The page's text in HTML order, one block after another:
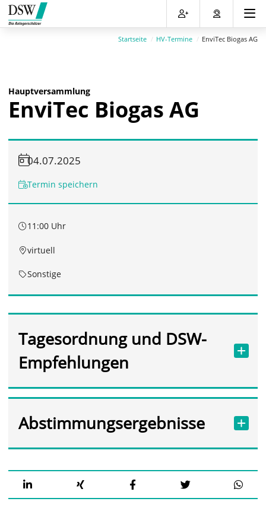
Direkt
zum
Inhalt
Direkt
zum
Hauptmenu
Direkt
zur
Suche
Direkt
zum
Footer
Startseite HV-Termine EnviTec Biogas AG
Hauptversammlung
EnviTec Biogas AG
04.07.2025
Termin speichern
11:00 Uhr
virtuell
Sonstige
Tagesordnung und DSW-
Empfehlungen
Abstimmungsergebnisse